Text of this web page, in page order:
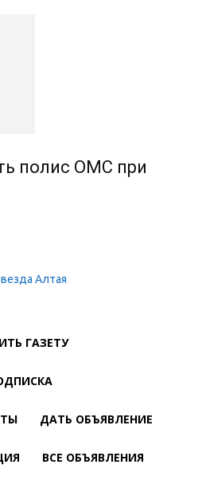
полис ОМС при
ГАЗЕТУ
ДАТЬ ОБЪЯВЛЕНИЕ
ВСЕ ОБЪЯВЛЕНИЯ